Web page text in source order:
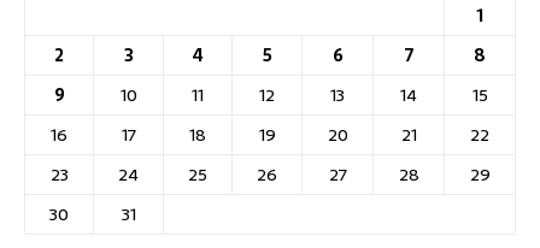
1
2
3 4 5 6 7
8
9
10 11 12 13 14
15
16
17 18 19 20 21
22
23
24 25 26 27 28
29
30
31